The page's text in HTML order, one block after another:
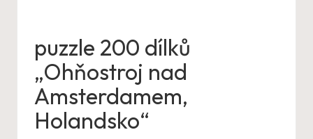
puzzle 200 dílků
„Ohňostroj nad
Amsterdamem,
Holandsko“